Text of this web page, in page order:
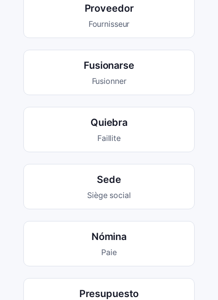
Proveedor
Fournisseur
Fusionarse
Fusionner
Quiebra
Faillite
Sede
Siège social
Nómina
Paie
Presupuesto